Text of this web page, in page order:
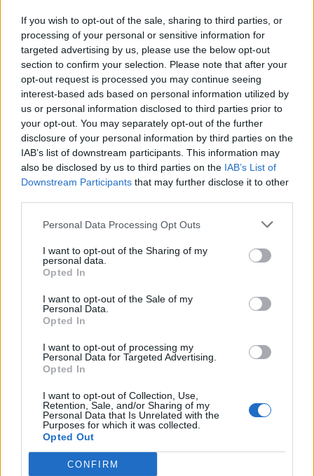
If you wish to opt-out of the sale, sharing to third parties, or
processing of your personal or sensitive information for
targeted advertising by us, please use the below opt-out
section to confirm your selection. Please note that after your
opt-out request is processed you may continue seeing
interest-based ads based on personal information utilized by
us or personal information disclosed to third parties prior to
your opt-out. You may separately opt-out of the further
disclosure of your personal information by third parties on the
IAB’s list of downstream participants. This information may
also be disclosed by us to third parties on the IAB’s List of
Downstream Participants that may further disclose it to other
Personal Data Processing Opt Outs
I want to opt-out of the Sharing of my
personal data.
Opted In
I want to opt-out of the Sale of my
Personal Data.
Opted In
I want to opt-out of processing my
Personal Data for Targeted Advertising.
Opted In
I want to opt-out of Collection, Use,
Retention, Sale, and/or Sharing of my
Personal Data that Is Unrelated with the
Purposes for which it was collected.
Opted Out
CONFIRM
Βραζιλία: Προσφεύγει στον ΠΟΕ
κατά των νέων αμερικανικών
δασμών
28/07/26 |
Η Ιαπωνία επικρίνει τους νέους
τελωνειακούς δασμούς που
επέβαλαν οι Ηνωμένες Πολιτείες
24/07/26|16:33
Αυστραλία: Αδικαιολόγητοι οι
Χρειάζεται να καταργηθούν
Business Know-how